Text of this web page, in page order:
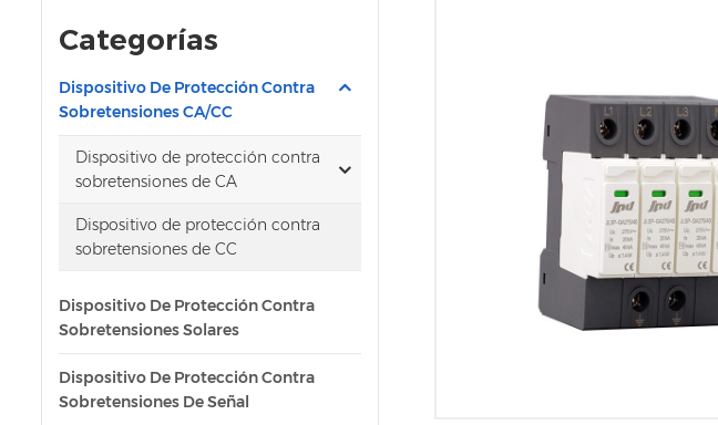
Categorías
Dispositivo De Protección Contra
Sobretensiones CA/CC
Dispositivo de protección contra
sobretensiones de CA
Dispositivo de protección contra
sobretensiones de CC
Dispositivo De Protección Contra
Sobretensiones Solares
Dispositivo De Protección Contra
Sobretensiones De Señal